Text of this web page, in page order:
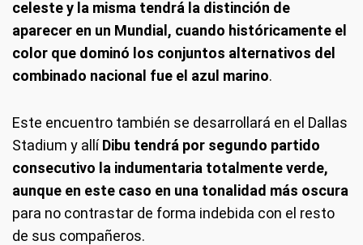
celeste y la misma tendrá la distinción de
aparecer en un Mundial, cuando históricamente el
color que dominó los conjuntos alternativos del
combinado nacional fue el azul marino.
Este encuentro también se desarrollará en el Dallas
Stadium y allíDibu tendrá por segundo partido
consecutivo la indumentaria totalmente verde,
aunque en este caso en una tonalidad más oscura
para no contrastar de forma indebida con el resto
de sus compañeros.